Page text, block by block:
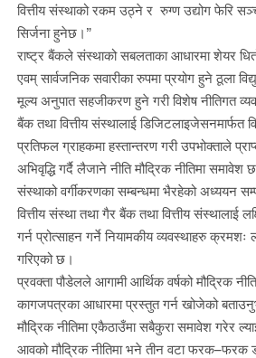
वित्तीय संस्थाको रकम उठ्ने र रुग्ण उद्योग फेरि
सिर्जना हुनेछ।”
राष्ट्र बैंकले संस्थाको सबलताका आधारमा शेयर धितो
एवम् सार्वजनिक सवारीका रुपमा प्रयोग हुने ठूला
मूल्य अनुपात सहजीकरण हुने गरी विशेष नीतिगत
बैंक तथा वित्तीय संस्थालाई डिजिटलाइजेसनमार्फत
प्रतिफल ग्राहकमा हस्तान्तरण गरी उपभोक्ताले
अभिवृद्धि गर्दै लैजाने नीति मौद्रिक नीतिमा समावेश
संस्थाको वर्गीकरणका सम्बन्धमा भैरहेको अध्ययन
वित्तीय संस्था तथा गैर बैंक तथा वित्तीय संस्थालाई
गर्न प्रोत्साहन गर्ने नियामकीय व्यवस्थाहरु क्रमशः
गरिएको छ।
प्रवक्ता पौडेलले आगामी आर्थिक वर्षको मौद्रिक
कागजपत्रका आधारमा प्रस्तुत गर्न खोजेको
मौद्रिक नीतिमा एकैठाउँमा सबैकुरा समावेश गरेर
आवको मौद्रिक नीतिमा भने तीन वटा